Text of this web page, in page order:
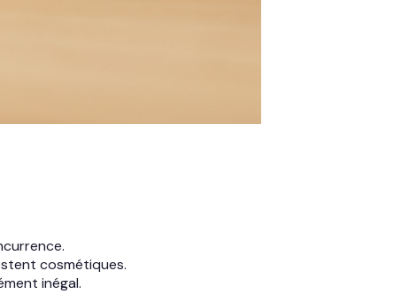
cosmétiques.
inégal.